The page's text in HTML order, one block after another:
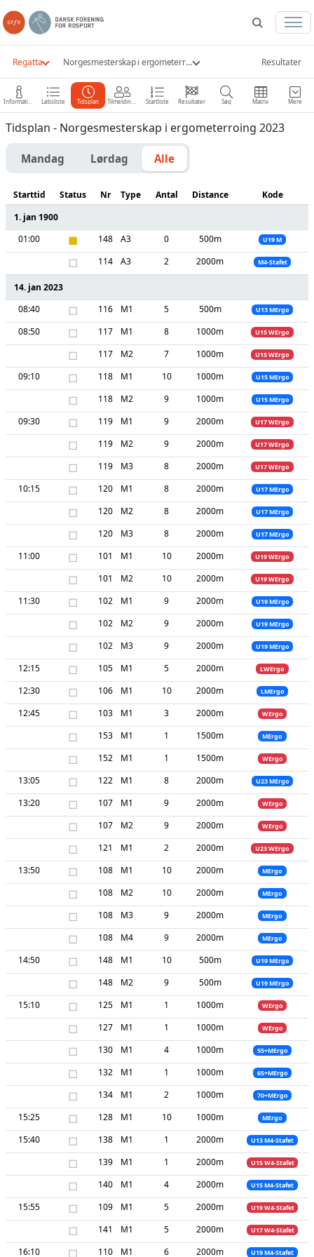
Regatta Norgesmesterskap i ergometerroing 2023 Resultater
Information Løbsliste Tidsplan Tilmeldinger Startliste Resultater Søg Matrix Mere
Tidsplan - Norgesmesterskap i ergometerroing 2023
Mandag Lørdag Alle
Starttid Status Nr Type Antal Distance
Kode
1. jan 1900
01:00
■ 148 A3 0 500m U19 M
□ 114 A3 2 2000m M4-Stafet
14. jan 2023
08:40
□ 116 M1 5 500m U13 MErgo
08:50 □ 117 M1 8 1000m U15 WErgo
□ 117 M2 7 1000m U15 WErgo
09:10 □ 118 M1 10 1000m U15 MErgo
□ 118 M2 9 1000m U15 MErgo
09:30 □ 119 M1 9 2000m U17 WErgo
□ 119 M2 9 2000m U17 WErgo
□ 119 M3 8 2000m U17 WErgo
10:15 □ 120 M1 8 2000m U17 MErgo
□ 120 M2 8 2000m U17 MErgo
□ 120 M3 8 2000m U17 MErgo
11:00 □ 101 M1 10 2000m U19 WErgo
□ 101 M2 10 2000m U19 WErgo
11:30 □ 102 M1 9 2000m U19 MErgo
□ 102 M2 9 2000m U19 MErgo
□ 102 M3 9 2000m U19 MErgo
12:15 □ 105 M1 5 2000m LWErgo
12:30 □ 106 M1 10 2000m LMErgo
12:45 □ 103 M1 3 2000m WErgo
□ 153 M1 1 1500m MErgo
□ 152 M1 1 1500m WErgo
13:05 □ 122 M1 8 2000m U23 MErgo
13:20 □ 107 M1 9 2000m WErgo
□ 107 M2 9 2000m WErgo
□ 121 M1 2 2000m U23 WErgo
13:50 □ 108 M1 10 2000m MErgo
□ 108 M2 10 2000m MErgo
□ 108 M3 9 2000m MErgo
□ 108 M4 9 2000m MErgo
14:50 □ 148 M1 10 500m U19 MErgo
□ 148 M2 9 500m U19 MErgo
15:10 □ 125 M1 1 1000m WErgo
□ 127 M1 1 1000m WErgo
□ 130 M1 4 1000m 55+MErgo
□ 132 M1 1 1000m 65+MErgo
□ 134 M1 2 1000m 70+MErgo
15:25 □ 128 M1 10 1000m MErgo
15:40 □ 138 M1 1 2000m U13 M4-Stafet
□ 139 M1 1 2000m U15 W4-Stafet
□ 140 M1 4 2000m U15 M4-Stafet
15:55 □ 109 M1 5 2000m U19 W4-Stafet
□ 141 M1 5 2000m U17 W4-Stafet
16:10 □ 110 M1 6 2000m U19 M4-Stafet